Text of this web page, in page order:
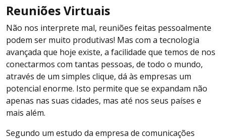
Reuniões Virtuais
Não nos interprete mal, reuniões feitas pessoalmente
podem ser muito produtivas! Mas com a tecnologia
avançada que hoje existe, a facilidade que temos de nos
conectarmos com tantas pessoas, de todo o mundo,
através de um simples clique, dá às empresas um
potencial enorme. Isto permite que se expandam não
apenas nas suas cidades, mas até nos seus países e
mais além.
Segundo um estudo da empresa de comunicações